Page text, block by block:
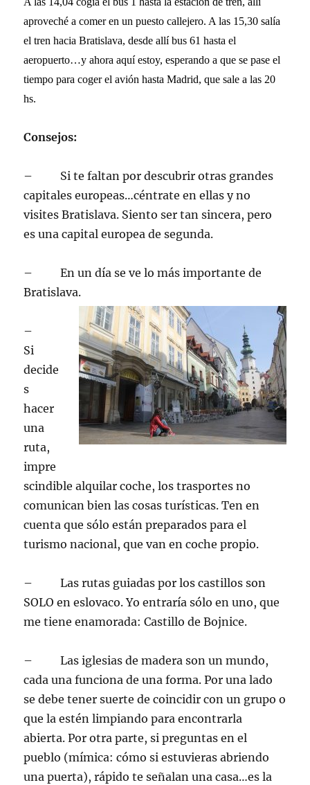
aproveché a comer en un puesto callejero. A las 15,30 salía
el tren hacia Bratislava, desde allí bus 61 hasta el
aeropuerto…y ahora aquí estoy, esperando a que se pase el
tiempo para coger el avión hasta Madrid, que sale a las 20
hs.
Consejos:
– Si te faltan por descubrir otras grandes
capitales europeas…céntrate en ellas y no
visites Bratislava. Siento ser tan sincera, pero
es una capital europea de segunda.
– En un día se ve lo más importante de
Bratislava.
–
Si
decide
s
hacer
una
ruta,
impre
scindible alquilar coche, los trasportes no
comunican bien las cosas turísticas. Ten en
cuenta que sólo están preparados para el
turismo nacional, que van en coche propio.
– Las rutas guiadas por los castillos son
SOLO en eslovaco. Yo entraría sólo en uno, que
me tiene enamorada: Castillo de Bojnice.
– Las iglesias de madera son un mundo,
cada una funciona de una forma. Por una lado
se debe tener suerte de coincidir con un grupo o
que la estén limpiando para encontrarla
abierta. Por otra parte, si preguntas en el
pueblo (mímica: cómo si estuvieras abriendo
una puerta), rápido te señalan una casa…es la